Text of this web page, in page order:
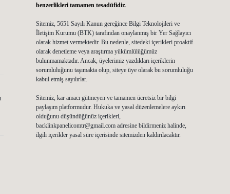
benzerlikleri tamamen tesadüfidir.
Sitemiz, 5651 Sayılı Kanun gereğince Bilgi Teknolojileri ve
İletişim Kurumu (BTK) tarafından onaylanmış bir Yer Sağlayıcı
olarak hizmet vermektedir. Bu nedenle, sitedeki içerikleri proaktif
olarak denetleme veya araştırma yükümlülüğümüz
bulunmamaktadır. Ancak, üyelerimiz yazdıkları içeriklerin
sorumluluğunu taşımakta olup, siteye üye olarak bu sorumluluğu
kabul etmiş sayılırlar.
Sitemiz, kar amacı gütmeyen ve tamamen ücretsiz bir bilgi
paylaşım platformudur. Hukuka ve yasal düzenlemelere aykırı
olduğunu düşündüğünüz içerikleri,
backlinkpanelicomtr@gmail.comadresine bildirmeniz halinde,
ilgili içerikler yasal süre içerisinde sitemizden kaldırılacaktır.